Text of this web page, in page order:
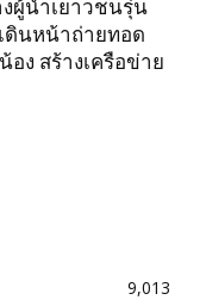
ผู้นำเยาวชนรุ่น
ดินหน้าถ่ายทอด
ง สร้างเครือข่าย
9,013